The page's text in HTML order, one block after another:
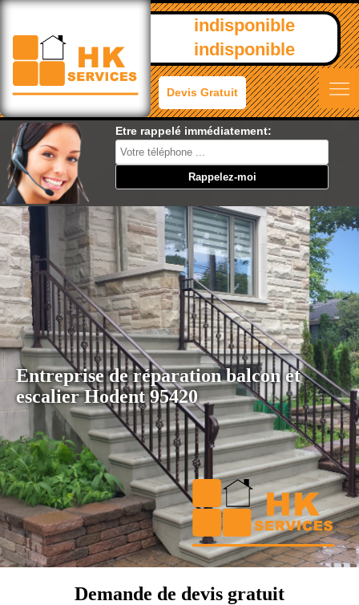
indisponible
indisponible
Devis Gratuit
Etre rappelé immédiatement:
Entreprise de réparation balcon et
escalier Hodent 95420
Demande de devis gratuit